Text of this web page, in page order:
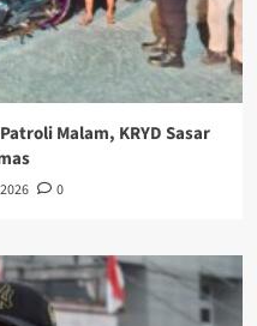
Malam, KRYD Sasar
0